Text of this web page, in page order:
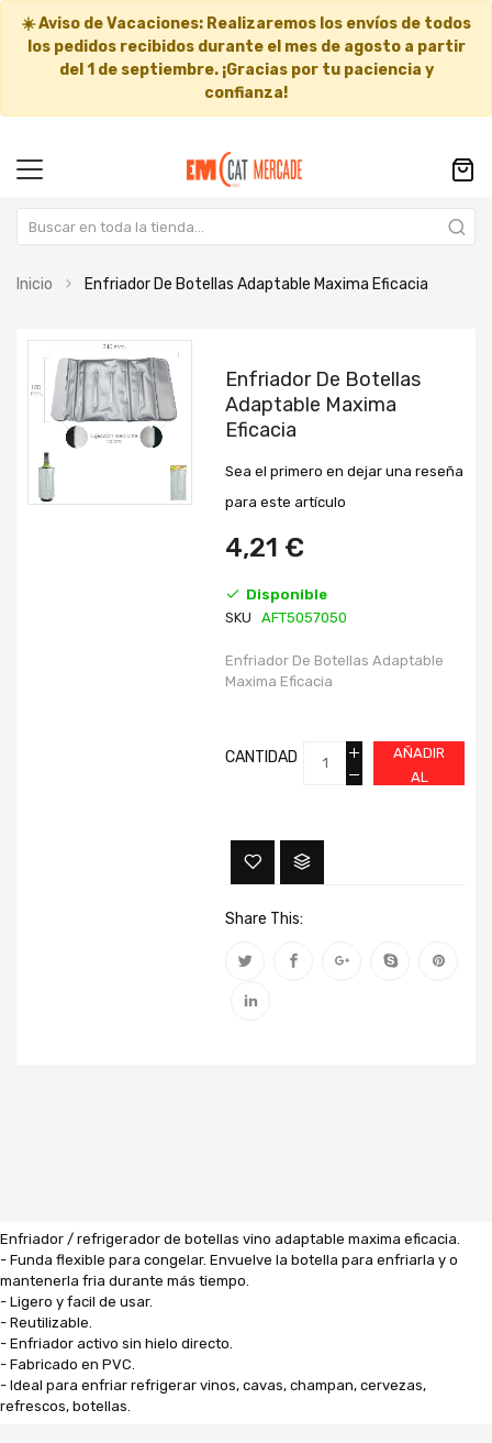
☀️Aviso de Vacaciones: Realizaremos los envíos de todos
los pedidos recibidos durante el mes de agosto a partir
del 1 de septiembre. ¡Gracias por tu paciencia y
confianza!
Inicio Enfriador De Botellas Adaptable Maxima Eficacia
final
galería
de
imágenes
comienzo
imágenes
Enfriador De Botellas
Adaptable Maxima
Eficacia
Sea el primero en dejar una reseña
para este artículo
4,21 €
Disponible
SKU
AFT5057050
Enfriador De Botellas Adaptable
Maxima Eficacia
CANTIDAD
AÑADIR
AL
Share This:
Enfriador / refrigerador de botellas vino adaptable maxima eficacia.
- Funda flexible para congelar. Envuelve la botella para enfriarla y o
mantenerla fria durante más tiempo.
- Ligero y facil de usar.
- Reutilizable.
- Enfriador activo sin hielo directo.
- Fabricado en PVC.
- Ideal para enfriar refrigerar vinos, cavas, champan, cervezas,
refrescos, botellas.